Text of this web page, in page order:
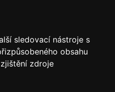
sledovací nástroje s
obsahu
zdroje